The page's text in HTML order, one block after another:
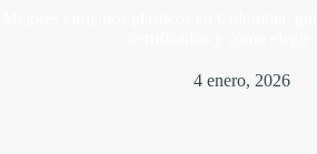
4 enero, 2026